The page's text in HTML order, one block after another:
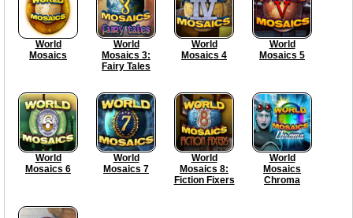
World
Mosaics
World
Mosaics 3:
Fairy Tales
World
Mosaics 4
World
Mosaics 5
World
Mosaics 6
World
Mosaics 7
World
Mosaics 8:
Fiction Fixers
World
Mosaics
Chroma